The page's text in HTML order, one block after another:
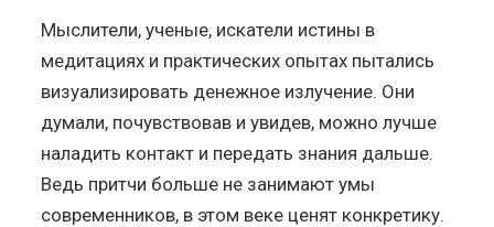
Мыслители, ученые, искатели истины в
медитациях и практических опытах пытались
визуализировать денежное излучение. Они
думали, почувствовав и увидев, можно лучше
наладить контакт и передать знания дальше.
Ведь притчи больше не занимают умы
современников, в этом веке ценят конкретику.